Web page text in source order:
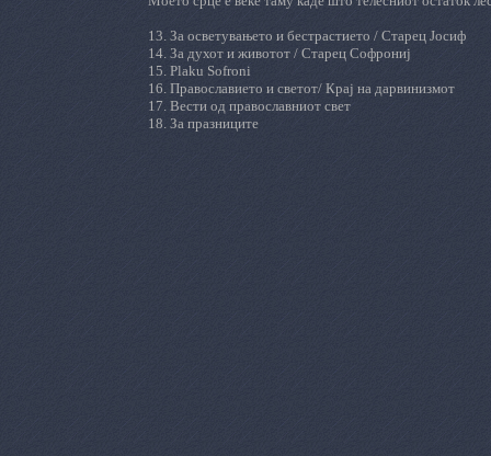
13. За осветувањето и бестрастието / Старец Јосиф
14. За духот и животот / Старец Софрониј
15. Plaku Sofroni
16. Православието и светот/ Крај на дарвинизмот
17. Вести од православниот свет
18. За празниците